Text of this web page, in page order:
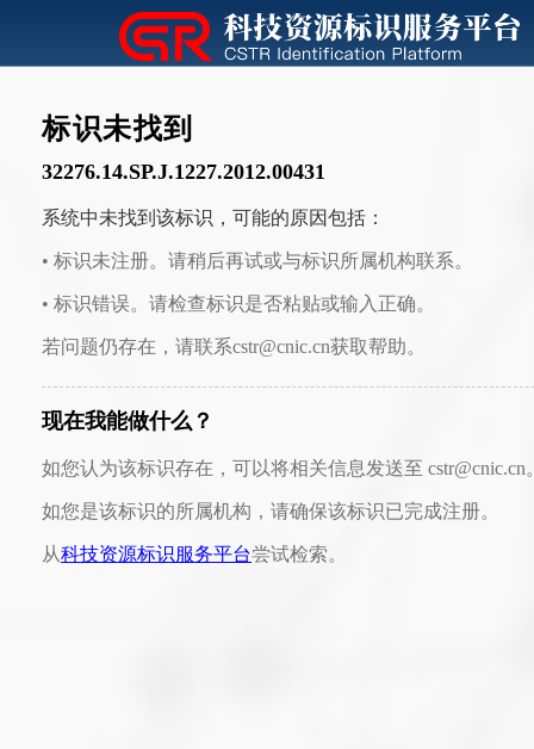
标识未找到
32276.14.SP.J.1227.2012.00431
系统中未找到该标识，可能的原因包括：
• 标识未注册。请稍后再试或与标识所属机构联系。
• 标识错误。请检查标识是否粘贴或输入正确。
若问题仍存在，请联系cstr@cnic.cn获取帮助。
现在我能做什么？
如您认为该标识存在，可以将相关信息发送至 cstr@cnic.cn
如您是该标识的所属机构，请确保该标识已完成注册。
从科技资源标识服务平台尝试检索。